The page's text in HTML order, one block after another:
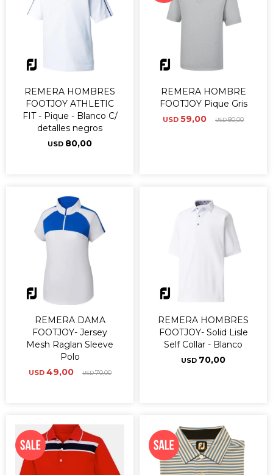
REMERA HOMBRES
FOOTJOY ATHLETIC
FIT - Pique - Blanco C/
detalles negros
USD 80,00
REMERA HOMBRE
FOOTJOY Pique Gris
USD 59,00 USD80,00
REMERA DAMA
FOOTJOY- Jersey
Mesh Raglan Sleeve
Polo
USD 49,00 USD70,00
REMERA HOMBRES
FOOTJOY- Solid Lisle
Self Collar - Blanco
USD 70,00